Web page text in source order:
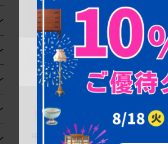
¥42,900 (税込)
商品番号 R-088471
中古 美品 maruni(マルニ木工) 地